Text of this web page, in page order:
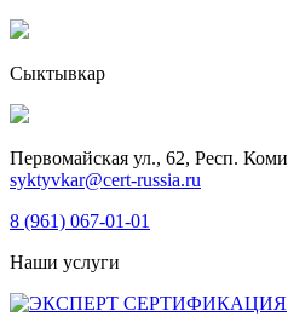
Сыктывкар
Первомайская ул., 62, Респ. Коми
syktyvkar@cert-russia.ru
8 (961) 067-01-01
Наши услуги